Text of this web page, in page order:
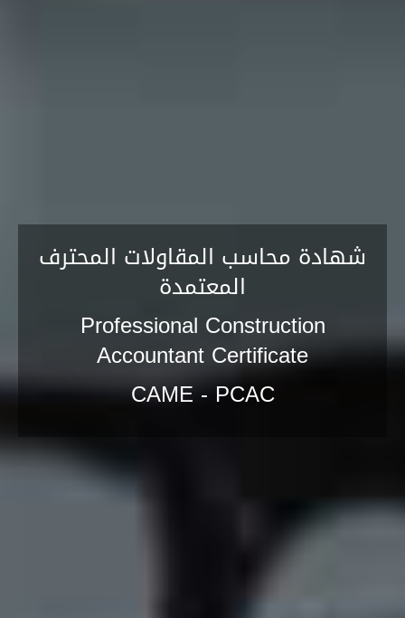
شهادة محاسب المقاولات المحترف
المعتمدة
Professional Construction
Accountant Certificate
CAME - PCAC